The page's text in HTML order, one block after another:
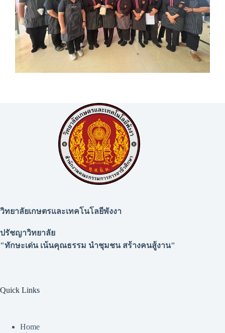
วิทยาลัยเกษตรและเทคโนโลยีพังงา
ปรัชญาวิทยาลัย
"ทักษะเด่น เน้นคุณธรรม นำชุมชน สร้างคนสู้งาน"
Quick Links
Home